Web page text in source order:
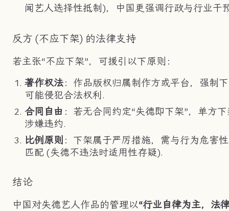
闻艺人选择性抵制)，中国更强调行政与行业干
反方 (不应下架) 的法律支持
若主张“不应下架”，可援引以下原则：
著作权法：作品版权归属制作方或平台，强制
可能侵犯合法权利.
合同自由 ：若无合同约定“失德即下架”，单方
涉嫌违约.
比例原则 ：下架属于严厉措施，需与行为危害
匹配 (失德不违法时适用性存疑).
结论
中国对失德艺人作品的管理以“行业自律为主，法